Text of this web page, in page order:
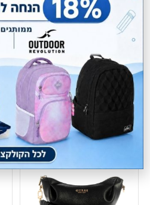
תיק גב בינוני Guess
מחיר מועדון: ₪377.40
₪ 629.00